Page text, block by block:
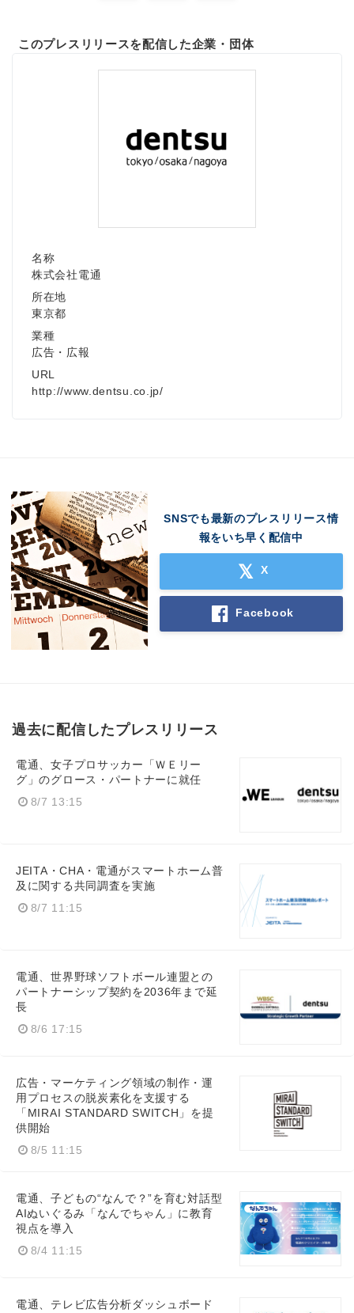
このプレスリリースを配信した企業・団体
名称
株式会社電通
所在地
東京都
業種
広告・広報
URL
http://www.dentsu.co.jp/
SNSでも最新のプレスリリース情
報をいち早く配信中
X
Facebook
過去に配信したプレスリリース
電通、女子プロサッカー「ＷＥリー
グ」のグロース・パートナーに就任
8/7 13:15
JEITA・CHA・電通がスマートホーム普
及に関する共同調査を実施
8/7 11:15
電通、世界野球ソフトボール連盟との
パートナーシップ契約を2036年まで延
長
8/6 17:15
広告・マーケティング領域の制作・運
用プロセスの脱炭素化を支援する
「MIRAI STANDARD SWITCH」を提
供開始
8/5 11:15
電通、子どもの“なんで？”を育む対話型
AIぬいぐるみ「なんでちゃん」に教育
視点を導入
8/4 11:15
電通、テレビ広告分析ダッシュボード